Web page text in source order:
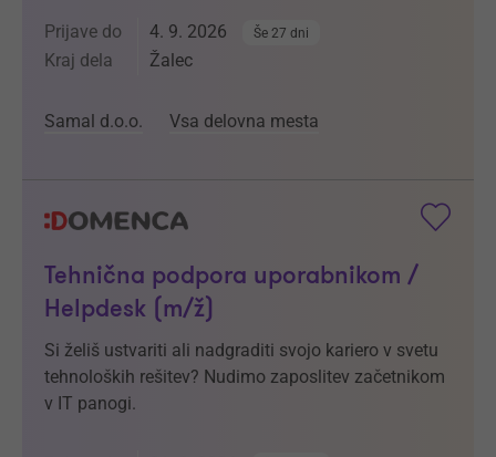
Prijave do 4. 9. 2026 Še 27 dni
Kraj dela Žalec
Samal d.o.o. Vsa delovna mesta
Tehnična podpora uporabnikom /
Helpdesk (m/ž)
Si želiš ustvariti ali nadgraditi svojo kariero v svetu
tehnoloških rešitev? Nudimo zaposlitev začetnikom
v IT panogi.